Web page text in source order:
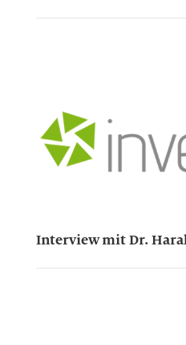
Interview mit Dr.